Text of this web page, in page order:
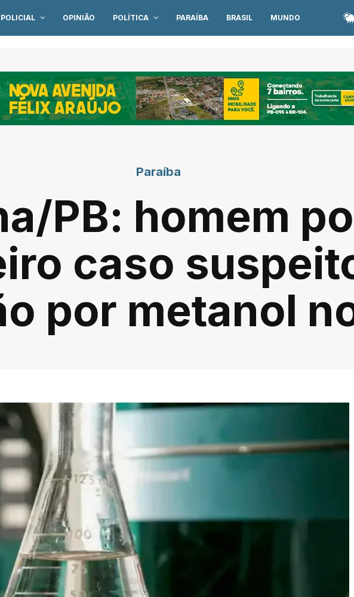
POLICIAL OPINIÃO POLÍTICA PARAÍBA BRASIL MUNDO
Paraíba
PB: homem
caso
por metanol